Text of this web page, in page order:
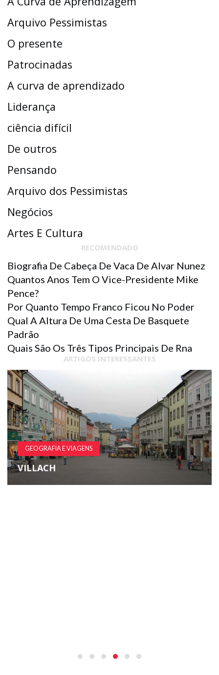
Arquivo Pessimistas
O presente
Patrocinadas
A curva de aprendizado
Liderança
ciência difícil
De outros
Pensando
Arquivo dos Pessimistas
Negócios
Artes E Cultura
RECOMENDADO
Biografia De Cabeça De Vaca De Alvar Nunez
Quantos Anos Tem O Vice-Presidente Mike
Pence?
Por Quanto Tempo Franco Ficou No Poder
Qual A Altura De Uma Cesta De Basquete
Padrão
Quais São Os Três Tipos Principais De Rna
ARTIGOS INTERESSANTES
GEOGRAFIA E VIAGENS
VILLACH